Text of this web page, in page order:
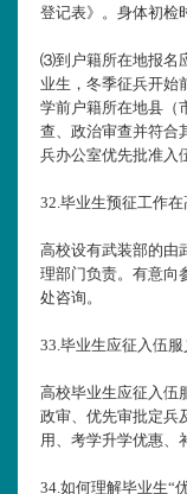
登记表》。身体初检
⑶到户籍所在地报名
业生，冬季征兵开始
学前户籍所在地县（
查、政治审查并符合
兵办公室优先批准入
32.毕业生预征工作
高校设有武装部的由
理部门负责。有意向
处咨询。
33.毕业生应征入伍
高校毕业生应征入伍
政审、优先审批定兵
用、考学升学优惠、
34.如何理解毕业生“